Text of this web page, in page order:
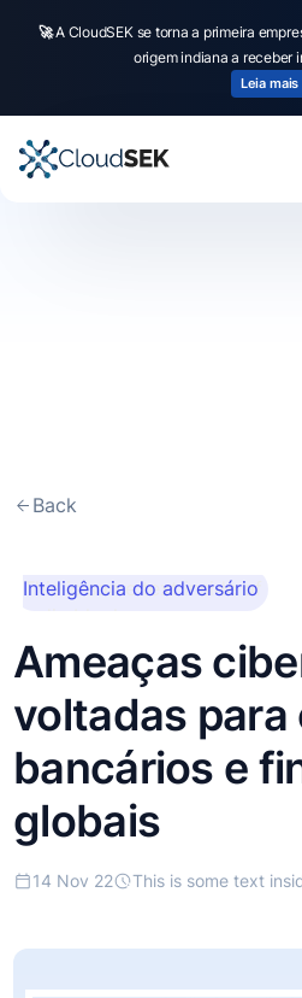
🚀A CloudSEK se torna a primeira
origem indiana a receber
Leia mais
Back
This is some text inside of
Inteligência do adversário
Ameaças
voltadas para
bancários e
globais
14 Nov 22 This is some text